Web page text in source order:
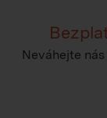
Neváhejte